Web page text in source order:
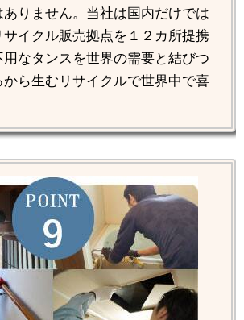
りません。当社は国内だけでは
イクル販売拠点を１２カ所提携
用なタンスを世界の需要と結びつ
ら生むリサイクルで世界中で喜